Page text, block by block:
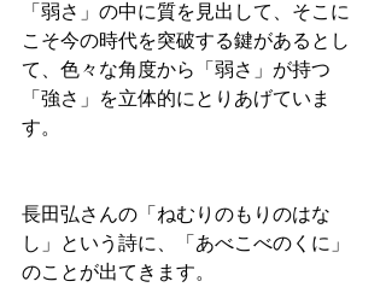
「弱さ」の中に質を見出して、そこに
こそ今の時代を突破する鍵があるとし
て、色々な角度から「弱さ」が持つ
「強さ」を立体的にとりあげていま
す。
長田弘さんの「ねむりのもりのはな
し」という詩に、「あべこべのくに」
のことが出てきます。